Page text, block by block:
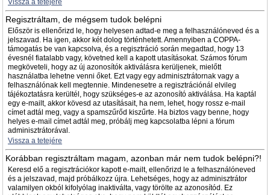
Vissza a tetejére
Regisztráltam, de mégsem tudok belépni
Először is ellenőrizd le, hogy helyesen adtad-e meg a felhasználóneved és a
jelszavad. Ha igen, akkor két dolog történhetett. Amennyiben a COPPA-
támogatás be van kapcsolva, és a regisztráció során megadtad, hogy 13
évesnél fiatalabb vagy, követned kell a kapott utasításokat. Számos fórum
megköveteli, hogy az új azonosítók aktiválásra kerüljenek, mielőtt
használatba lehetne venni őket. Ezt vagy egy adminisztrátornak vagy a
felhasználónak kell megtennie. Mindenesetre a regisztrációnál elvileg
tájékoztatásra kerültél, hogy szükséges-e az azonosító aktiválása. Ha kaptál
egy e-mailt, akkor kövesd az utasításait, ha nem, lehet, hogy rossz e-mail
címet adtál meg, vagy a spamszűrőd kiszűrte. Ha biztos vagy benne, hogy
helyes e-mail címet adtál meg, próbálj meg kapcsolatba lépni a fórum
adminisztrátorával.
Vissza a tetejére
Korábban regisztráltam magam, azonban már nem tudok belépni?!
Keresd elő a regisztrációkor kapott e-mailt, ellenőrizd le a felhasználóneved
és a jelszavad, majd próbálkozz újra. Lehetséges, hogy az adminisztrátor
valamilyen okból kifolyólag inaktiválta, vagy törölte az azonosítód. Ez